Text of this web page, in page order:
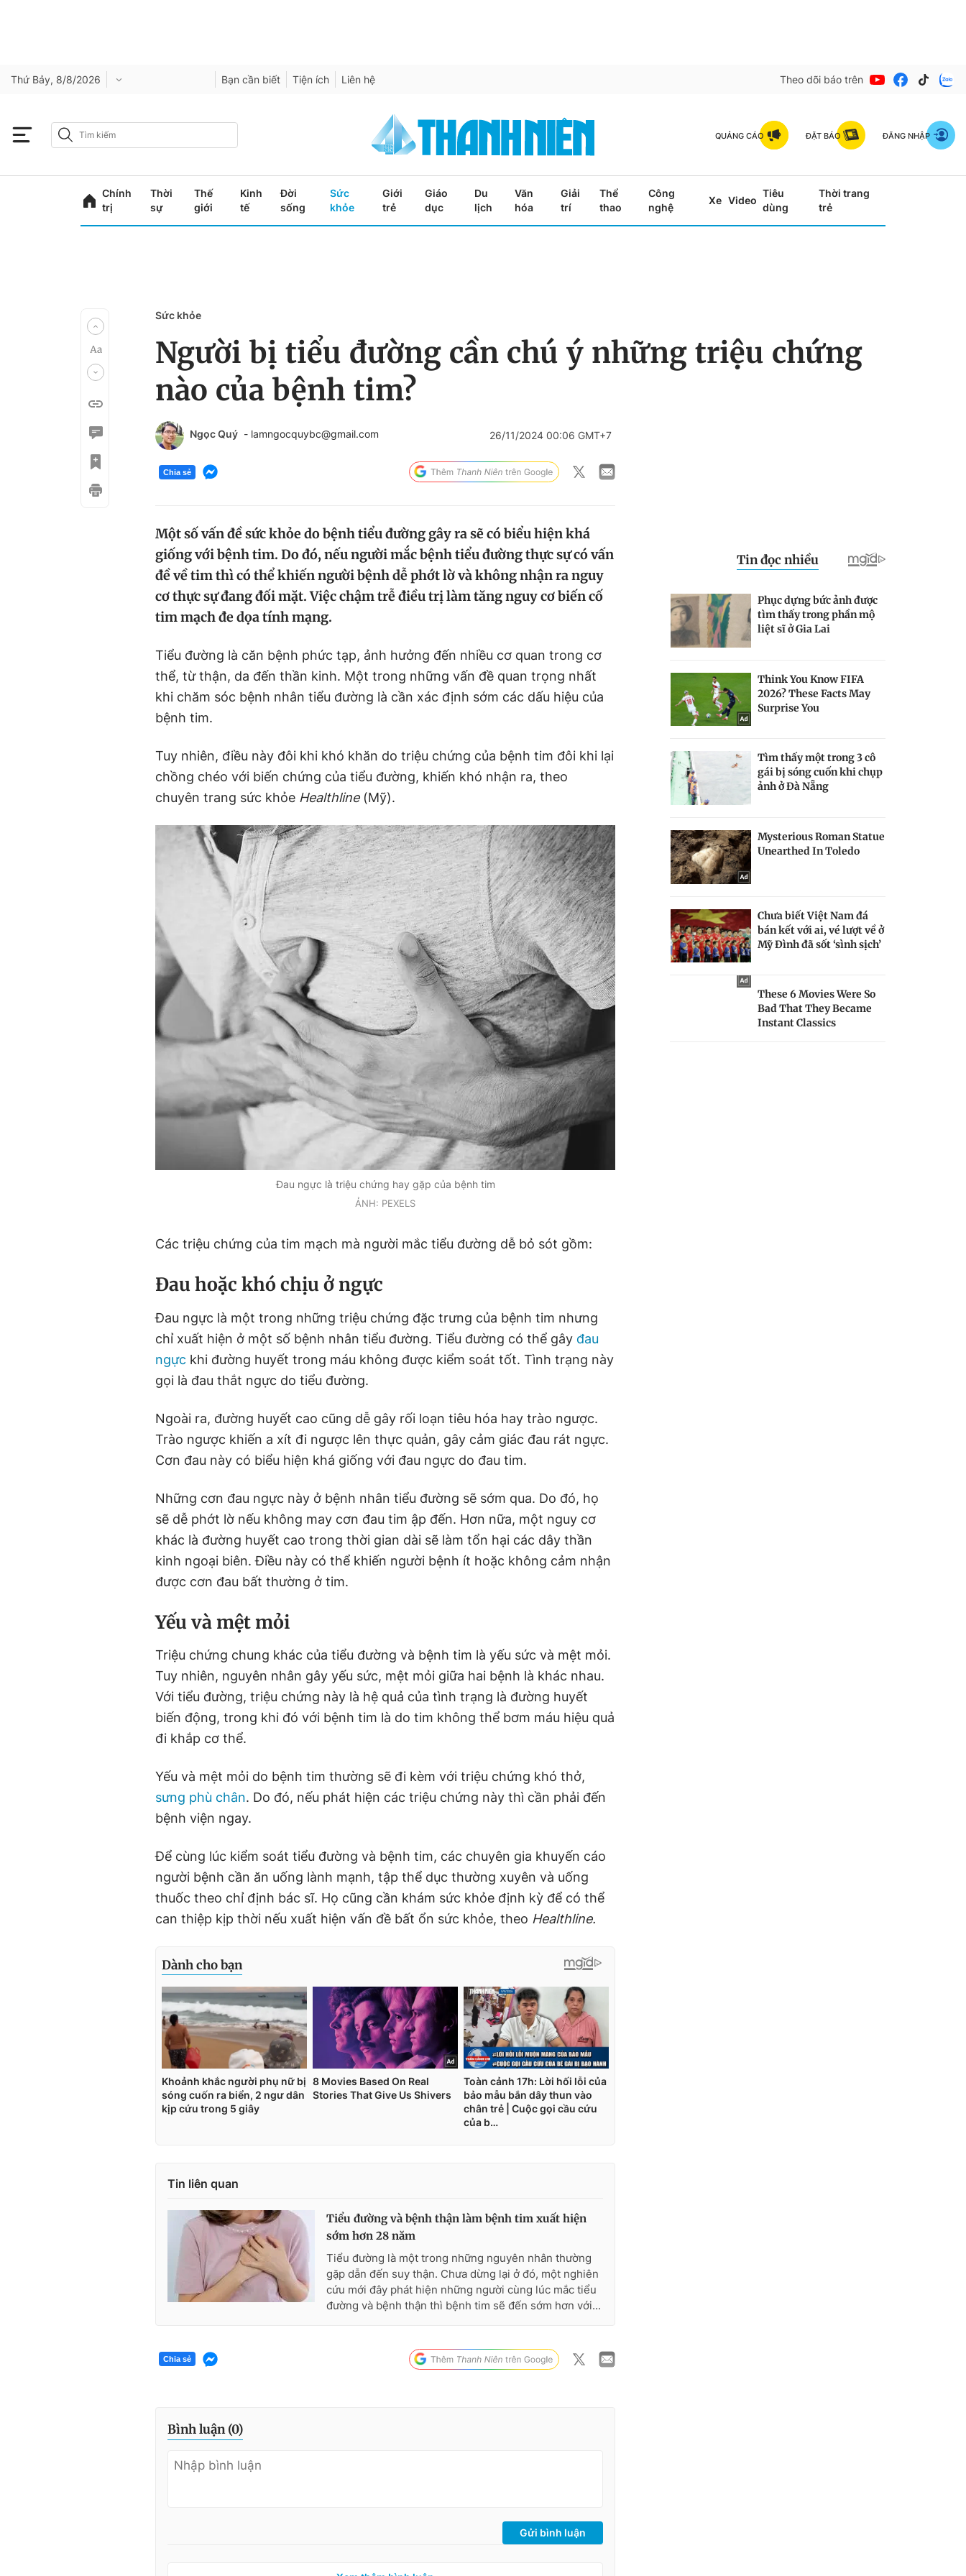
Thứ Bảy, 8/8/2026 Bạn cần biết Tiện ích Liên hệ Theo dõi báo trên
QUẢNG CÁO ĐẶT BÁO ĐĂNG NHẬP
Chính
trị
Thời
sự
Thế
giới
Kinh
tế
Đời
sống
Sức
khỏe
Giới
trẻ
Giáo
dục
Du
lịch
Văn
hóa
Giải
trí
Thể
thao
Công
nghệ
Xe Video
Tiêu
dùng
Thời trang
trẻ
Sức khỏe
Người bị tiểu đường cần chú ý những triệu chứng
nào của bệnh tim?
Ngọc Quý - lamngocquybc@gmail.com 26/11/2024 00:06 GMT+7
Chia sẻ
Một số vấn đề sức khỏe do bệnh tiểu đường gây ra sẽ có biểu hiện khá
giống với bệnh tim. Do đó, nếu người mắc bệnh tiểu đường thực sự có vấn
đề về tim thì có thể khiến người bệnh dễ phớt lờ và không nhận ra nguy
cơ thực sự đang đối mặt. Việc chậm trễ điều trị làm tăng nguy cơ biến cố
tim mạch đe dọa tính mạng.
Tiểu đường là căn bệnh phức tạp, ảnh hưởng đến nhiều cơ quan trong cơ
thể, từ thận, da đến thần kinh. Một trong những vấn đề quan trọng nhất
khi chăm sóc bệnh nhân tiểu đường là cần xác định sớm các dấu hiệu của
bệnh tim.
Tuy nhiên, điều này đôi khi khó khăn do triệu chứng của bệnh tim đôi khi lại
chồng chéo với biến chứng của tiểu đường, khiến khó nhận ra, theo
chuyên trang sức khỏe Healthline(Mỹ).
Đau ngực là triệu chứng hay gặp của bệnh tim
ẢNH: PEXELS
Các triệu chứng của tim mạch mà người mắc tiểu đường dễ bỏ sót gồm:
Đau hoặc khó chịu ở ngực
Đau ngực là một trong những triệu chứng đặc trưng của bệnh tim nhưng
chỉ xuất hiện ở một số bệnh nhân tiểu đường. Tiểu đường có thể gây đau
ngực khi đường huyết trong máu không được kiểm soát tốt. Tình trạng này
gọi là đau thắt ngực do tiểu đường.
Ngoài ra, đường huyết cao cũng dễ gây rối loạn tiêu hóa hay trào ngược.
Trào ngược khiến a xít đi ngược lên thực quản, gây cảm giác đau rát ngực.
Cơn đau này có biểu hiện khá giống với đau ngực do đau tim.
Những cơn đau ngực này ở bệnh nhân tiểu đường sẽ sớm qua. Do đó, họ
sẽ dễ phớt lờ nếu không may cơn đau tim ập đến. Hơn nữa, một nguy cơ
khác là đường huyết cao trong thời gian dài sẽ làm tổn hại các dây thần
kinh ngoại biên. Điều này có thể khiến người bệnh ít hoặc không cảm nhận
được cơn đau bất thường ở tim.
Yếu và mệt mỏi
Triệu chứng chung khác của tiểu đường và bệnh tim là yếu sức và mệt mỏi.
Tuy nhiên, nguyên nhân gây yếu sức, mệt mỏi giữa hai bệnh là khác nhau.
Với tiểu đường, triệu chứng này là hệ quả của tình trạng là đường huyết
biến động, trong khi đó với bệnh tim là do tim không thể bơm máu hiệu quả
đi khắp cơ thể.
Yếu và mệt mỏi do bệnh tim thường sẽ đi kèm với triệu chứng khó thở,
sưng phù chân. Do đó, nếu phát hiện các triệu chứng này thì cần phải đến
bệnh viện ngay.
Để cùng lúc kiểm soát tiểu đường và bệnh tim, các chuyên gia khuyến cáo
người bệnh cần ăn uống lành mạnh, tập thể dục thường xuyên và uống
thuốc theo chỉ định bác sĩ. Họ cũng cần khám sức khỏe định kỳ để có thể
can thiệp kịp thời nếu xuất hiện vấn đề bất ổn sức khỏe, theo Healthline.
Tin liên quan
Tiểu đường và bệnh thận làm bệnh tim xuất hiện
sớm hơn 28 năm
Tiểu đường là một trong những nguyên nhân thường
gặp dẫn đến suy thận. Chưa dừng lại ở đó, một nghiên
cứu mới đây phát hiện những người cùng lúc mắc tiểu
đường và bệnh thận thì bệnh tim sẽ đến sớm hơn với...
Chia sẻ
Bình luận (0)
Gửi bình luận